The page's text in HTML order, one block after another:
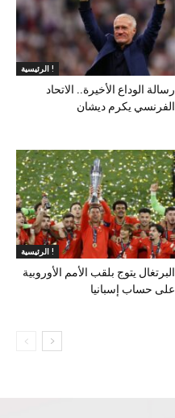
الرئيسية !
رسالة الوداع الأخيرة.. الاتحاد
الفرنسي يكرم ديشان
الرئيسية !
البرتغال يتوج بلقب الأمم الأوروبية
على حساب إسبانيا